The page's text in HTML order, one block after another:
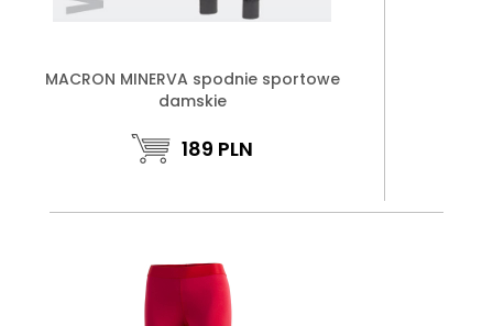
MACRON MINERVA spodnie sportowe
damskie
189 PLN